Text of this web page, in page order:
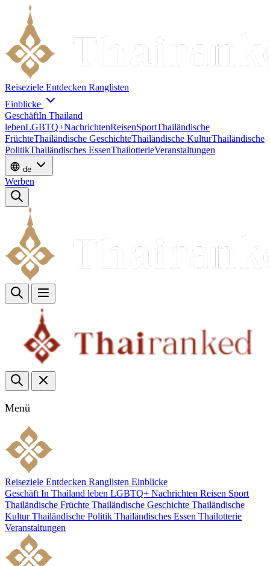
Reiseziele Entdecken Ranglisten
Einblicke
GeschäftIn Thailand
lebenLGBTQ+NachrichtenReisenSportThailändische
FrüchteThailändische GeschichteThailändische KulturThailändische
PolitikThailändisches EssenThailotterieVeranstaltungen
de
Werben
Menü
Reiseziele Entdecken Ranglisten Einblicke
Geschäft In Thailand leben LGBTQ+ Nachrichten Reisen Sport
Thailändische Früchte Thailändische Geschichte Thailändische
Kultur Thailändische Politik Thailändisches Essen Thailotterie
Veranstaltungen